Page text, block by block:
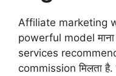
Affiliate marketing
powerful model
services
commission मिलता